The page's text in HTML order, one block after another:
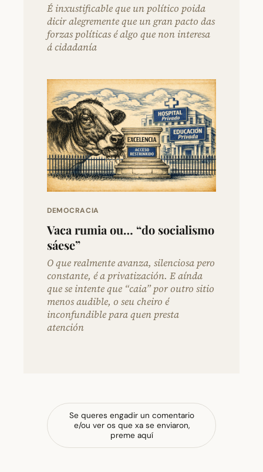
É inxustificable que un político poida
dicir alegremente que un gran pacto das
forzas políticas é algo que non interesa
á cidadanía
DEMOCRACIA
Vaca rumia ou… “do socialismo
sáese”
O que realmente avanza, silenciosa pero
constante, é a privatización. E aínda
que se intente que “caia” por outro sitio
menos audible, o seu cheiro é
inconfundible para quen presta
atención
Se queres engadir un comentario
e/ou ver os que xa se enviaron,
preme aquí